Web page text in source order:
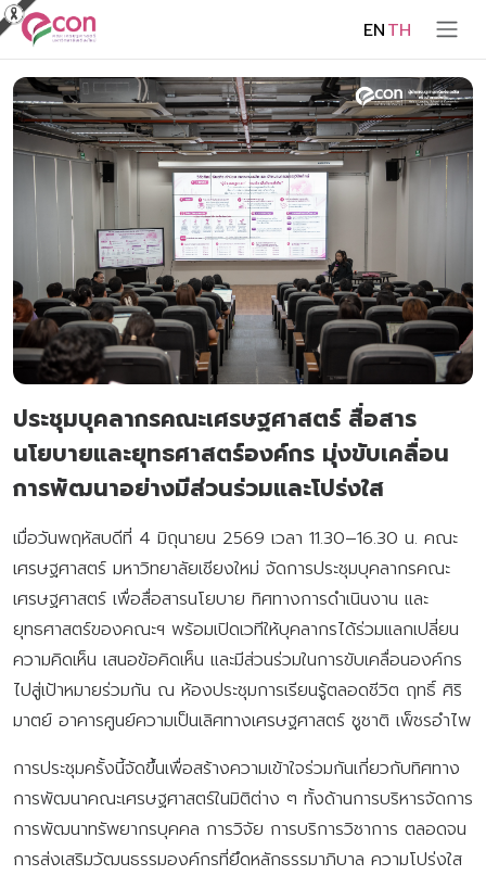
ENTH
ประชุมบุคลากรคณะเศรษฐศาสตร์ สื่อสาร
นโยบายและยุทธศาสตร์องค์กร มุ่งขับเคลื่อน
การพัฒนาอย่างมีส่วนร่วมและโปร่งใส
เมื่อวันพฤหัสบดีที่ 4 มิถุนายน 2569 เวลา 11.30–16.30 น. คณะ
เศรษฐศาสตร์ มหาวิทยาลัยเชียงใหม่ จัดการประชุมบุคลากรคณะ
เศรษฐศาสตร์ เพื่อสื่อสารนโยบาย ทิศทางการดำเนินงาน และ
ยุทธศาสตร์ของคณะฯ พร้อมเปิดเวทีให้บุคลากรได้ร่วมแลกเปลี่ยน
ความคิดเห็น เสนอข้อคิดเห็น และมีส่วนร่วมในการขับเคลื่อนองค์กร
ไปสู่เป้าหมายร่วมกัน ณ ห้องประชุมการเรียนรู้ตลอดชีวิต ฤทธิ์ ศิริ
มาตย์ อาคารศูนย์ความเป็นเลิศทางเศรษฐศาสตร์ ชูชาติ เพ็ชรอำไพ
การประชุมครั้งนี้จัดขึ้นเพื่อสร้างความเข้าใจร่วมกันเกี่ยวกับทิศทาง
การพัฒนาคณะเศรษฐศาสตร์ในมิติต่าง ๆ ทั้งด้านการบริหารจัดการ
การพัฒนาทรัพยากรบุคคล การวิจัย การบริการวิชาการ ตลอดจน
การส่งเสริมวัฒนธรรมองค์กรที่ยึดหลักธรรมาภิบาล ความโปร่งใส